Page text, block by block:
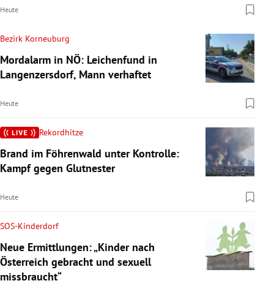
Heute
Bezirk Korneuburg
Mordalarm in NÖ: Leichenfund in
Langenzersdorf, Mann verhaftet
Heute
Rekordhitze
Brand im Föhrenwald unter Kontrolle:
Kampf gegen Glutnester
Heute
SOS-Kinderdorf
Neue Ermittlungen: „Kinder nach
Österreich gebracht und sexuell
missbraucht“